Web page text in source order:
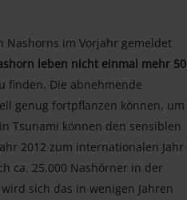
Nashorns im Vorjahr gemeldet
leben nicht einmal mehr 50
finden. Die abnehmende
genug fortpflanzen können, um
Tsunami können den sensiblen
2012 zum internationalen Jahr
ca. 25.000 Nashörner in der
sich das in wenigen Jahren